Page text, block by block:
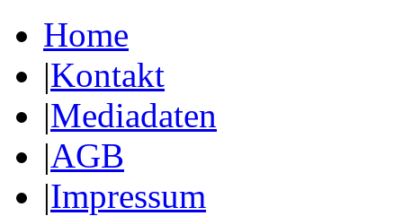
Home
|Kontakt
|Mediadaten
|AGB
|Impressum